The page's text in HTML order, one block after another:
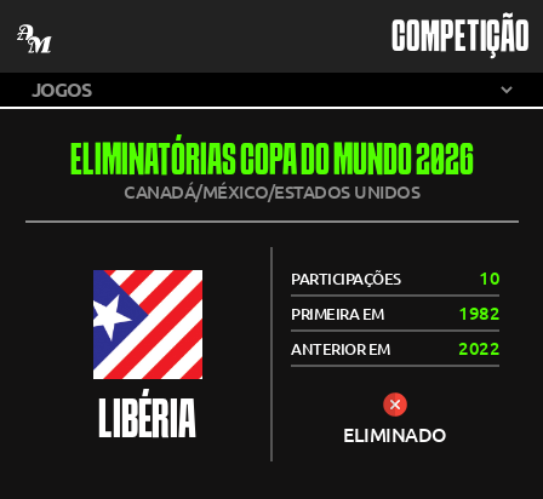
COMPETIÇÃO
ELIMINATÓRIAS COPA DO MUNDO 2026
CANADÁ/MÉXICO/ESTADOS UNIDOS
LIBÉRIA
PARTICIPAÇÕES 10
PRIMEIRA EM 1982
ANTERIOR EM 2022
ELIMINADO